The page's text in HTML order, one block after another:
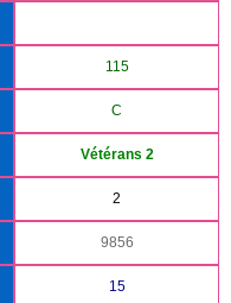
115
C
Vétérans 2
2
9856
15